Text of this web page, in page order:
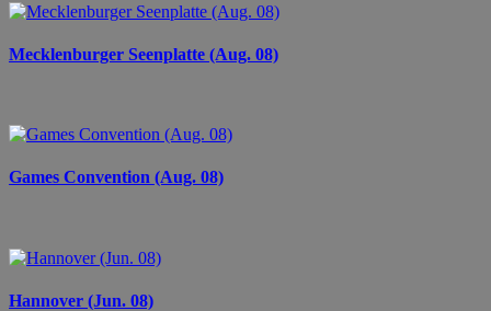
Mecklenburger Seenplatte (Aug. 08)
Games Convention (Aug. 08)
Hannover (Jun. 08)